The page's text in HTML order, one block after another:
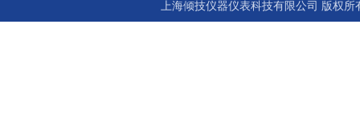
上海倾技仪器仪表科技有限公司 版权